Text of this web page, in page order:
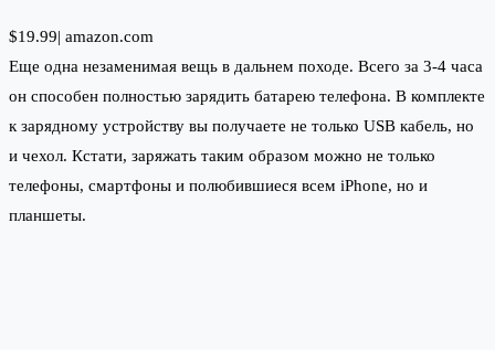
$19.99| amazon.com
Еще одна незаменимая вещь в дальнем походе. Всего за 3-4 часа
он способен полностью зарядить батарею телефона. В комплекте
к зарядному устройству вы получаете не только USB кабель, но
и чехол. Кстати, заряжать таким образом можно не только
телефоны, смартфоны и полюбившиеся всем iPhone, но и
планшеты.